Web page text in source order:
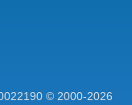
© 2000-2026